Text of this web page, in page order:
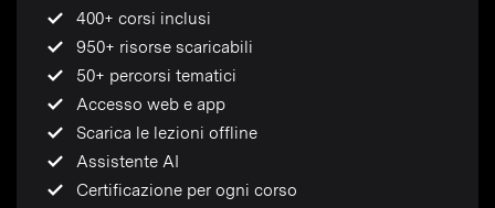
400+ corsi inclusi
950+ risorse scaricabili
50+ percorsi tematici
Accesso web e app
Scarica le lezioni offline
Assistente AI
Certificazione per ogni corso